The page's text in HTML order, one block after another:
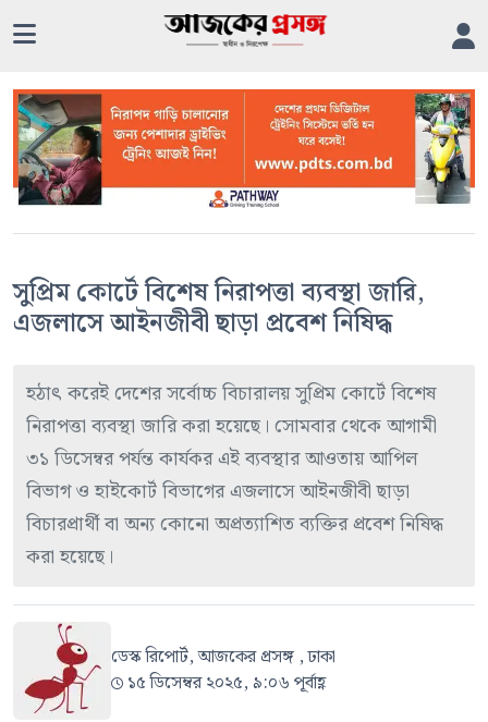
সুপ্রিম কোর্টে বিশেষ নিরাপত্তা ব্যবস্থা জারি,
এজলাসে আইনজীবী ছাড়া প্রবেশ নিষিদ্ধ
হঠাৎ করেই দেশের সর্বোচ্চ বিচারালয় সুপ্রিম কোর্টে বিশেষ
নিরাপত্তা ব্যবস্থা জারি করা হয়েছে। সোমবার থেকে আগামী
৩১ ডিসেম্বর পর্যন্ত কার্যকর এই ব্যবস্থার আওতায় আপিল
বিভাগ ও হাইকোর্ট বিভাগের এজলাসে আইনজীবী ছাড়া
বিচারপ্রার্থী বা অন্য কোনো অপ্রত্যাশিত ব্যক্তির প্রবেশ নিষিদ্ধ
করা হয়েছে।
ডেস্ক রিপোর্ট, আজকের প্রসঙ্গ , ঢাকা
১৫ ডিসেম্বর ২০২৫, ৯:০৬ পূর্বাহ্ণ